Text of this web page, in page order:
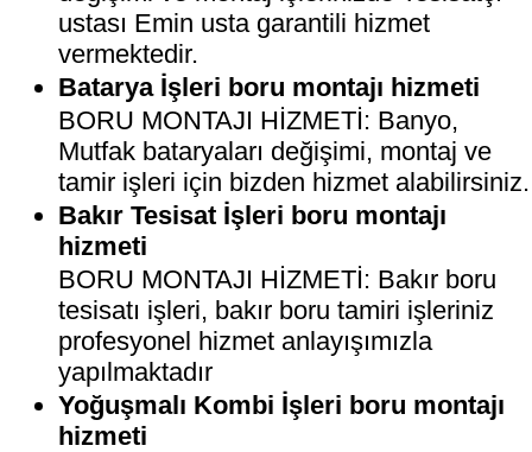
ustası Emin usta garantili hizmet
vermektedir.
Batarya İşleri boru montajı hizmeti
BORU MONTAJI HİZMETİ: Banyo,
Mutfak bataryaları değişimi, montaj ve
tamir işleri için bizden hizmet alabilirsiniz.
Bakır Tesisat İşleri boru montajı
hizmeti
BORU MONTAJI HİZMETİ: Bakır boru
tesisatı işleri, bakır boru tamiri işleriniz
profesyonel hizmet anlayışımızla
yapılmaktadır
Yoğuşmalı Kombi İşleri boru montajı
hizmeti